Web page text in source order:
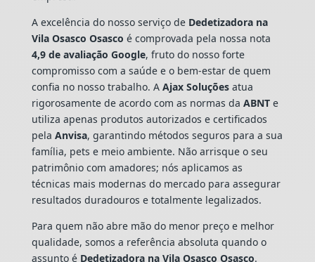
A excelência do nosso serviço de Dedetizadora na
Vila Osasco Osasco é comprovada pela nossa nota
4,9 de avaliação Google, fruto do nosso forte
compromisso com a saúde e o bem-estar de quem
confia no nosso trabalho. A Ajax Soluçõesatua
rigorosamente de acordo com as normas da ABNTe
utiliza apenas produtos autorizados e certificados
pela Anvisa, garantindo métodos seguros para a sua
família, pets e meio ambiente. Não arrisque o seu
patrimônio com amadores; nós aplicamos as
técnicas mais modernas do mercado para assegurar
resultados duradouros e totalmente legalizados.
Para quem não abre mão do menor preço e melhor
qualidade, somos a referência absoluta quando o
assunto é Dedetizadora na Vila Osasco Osasco.